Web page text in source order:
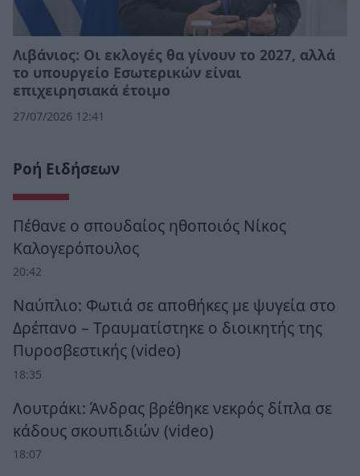
Λιβάνιος: Οι εκλογές θα γίνουν το 2027, αλλά
το υπουργείο Εσωτερικών είναι
επιχειρησιακά έτοιμο
27/07/2026 12:41
Ροή Ειδήσεων
Πέθανε ο σπουδαίος ηθοποιός Νίκος
Καλογερόπουλος
20:42
Ναύπλιο: Φωτιά σε αποθήκες με ψυγεία στο
Δρέπανο – Τραυματίστηκε ο διοικητής της
Πυροσβεστικής (video)
18:35
Λουτράκι: Άνδρας βρέθηκε νεκρός δίπλα σε
κάδους σκουπιδιών (video)
18:07